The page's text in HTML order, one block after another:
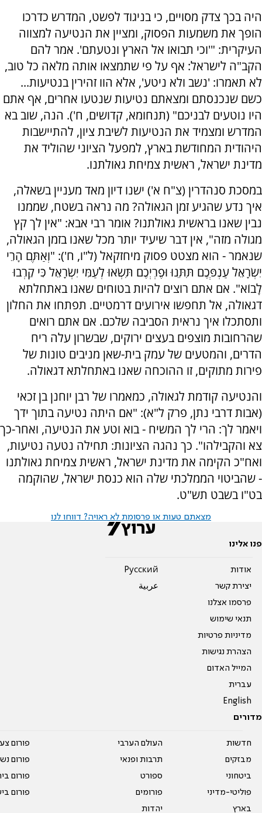
היה בכך צדק מסויים, כי בניגוד לפשט, המדרש כדרכו
הופך את משמעות הפסוק, ומציין את הנטיעה למצווה
העיקרית: "'וכי תבואו אל הארץ ונטעתם'. אמר להם
הקב"ה לישראל: אף על פי שתמצאו אותה מלאה כל טוב,
לא תאמרו: 'נשב ולא ניטע', אלא הוו זהירין בנטיעות...
כשם שנכנסתם ומצאתם נטיעות שנטעו אחרים, אף אתם
היו נוטעים לבניכם" (תנחומא, קדושים, ח'). הנה, שוב בא
המדרש ומצמיד את הנטיעות לשיבת ציון, להתיישבות
היהודית המחודשת בארץ, למפעל הציוני שהוליד את
מדינת ישראל, ראשית צמיחת גאולתנו.
במסכת סנהדרין (צ"ח א') ישנו דיון מאד מעניין בשאלה,
איך נדע שהגיע זמן הגאולה? מה נראה בשטח, שממנו
נבין שאנו בראשית גאולתנו? אומר רבי אבא: "אין לך קץ
מגולה מזה", אין דבר שיעיד יותר מכל שאנו בזמן הגאולה,
שנאמר - הוא מצטט פסוק מיחזקאל (ל"ו, ח'): "וְאַתֶּם הָרֵי
יִשְׂרָאֵל עַנְפְּכֶם תִּתֵּנוּ וּפֶרְיְכֶם תִּשְׂאוּ לְעַמִּי יִשְׂרָאֵל כִּי קֵרְבוּ
לָבוֹא". אם אתם רוצים להיות בטוחים שאנו באתחלתא
דגאולה, אל תחפשו אירועים דרמטיים. תפתחו את החלון
ותסתכלו איך נראית הסביבה שלכם. אם אתם רואים
שהרחובות מוצפים בעצים ירוקים, שבשרון עלה ריח
הדרים, והמטעים של עמק בית-שאן מניבים טונות של
פירות מתוקים, זו ההוכחה שאנו באתחלתא דגאולה.
והנטיעה קודמת לגאולה, כמאמרו של רבן יוחנן בן זכאי
(אבות דרבי נתן, פרק ל"א): "אם היתה נטיעה בתוך ידך
ויאמר לך: הרי לך המשיח - בוא וטע את הנטיעה, ואחר-כך
צא והקבילהו". כך נהגה הציונות: תחילה נטעה נטיעות,
ואח"כ הקימה את מדינת ישראל, ראשית צמיחת גאולתנו
- שהביטוי הממלכתי שלה הוא כנסת ישראל, שהוקמה
בט"ו בשבט תש"ט.
מצאתם טעות או פרסומת לא ראויה? דווחו לנו
פנו אלינו
אודות
יצירת קשר
פרסמו אצלנו
תנאי שימוש
מדיניות פרטיות
הצהרת נגישות
המייל האדום
עברית
English
Pусский
عربية
מדורים
חדשות
מבזקים
ביטחוני
פוליטי-מדיני
בארץ
העולם הערבי
תרבות ופנאי
ספורט
פורומים
יהדות
פורום
פורום
פורום
פורום